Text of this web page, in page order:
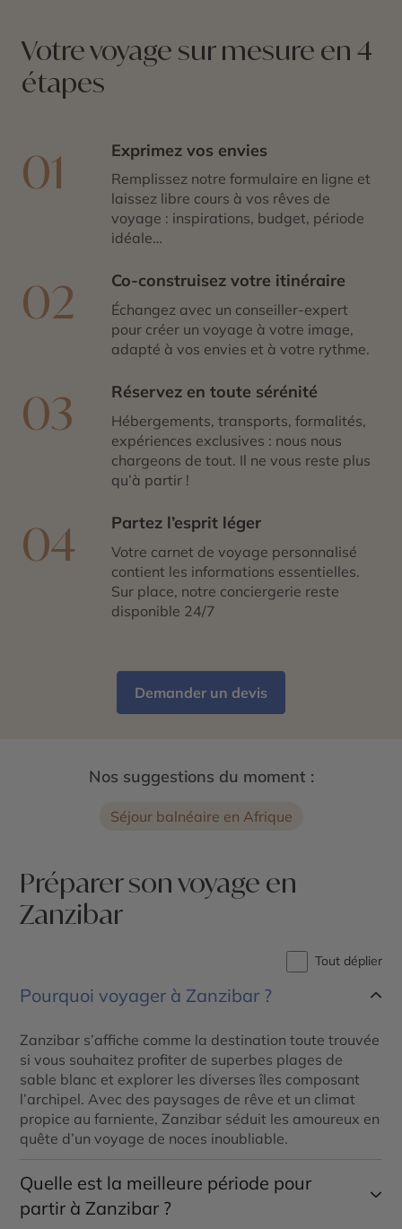
Votre voyage sur mesure en 4
étapes
01 Exprimez vos envies
Remplissez notre formulaire en ligne et
laissez libre cours à vos rêves de
voyage : inspirations, budget, période
idéale…
02 Co-construisez votre itinéraire
Échangez avec un conseiller-expert
pour créer un voyage à votre image,
adapté à vos envies et à votre rythme.
03 Réservez en toute sérénité
Hébergements, transports, formalités,
expériences exclusives : nous nous
chargeons de tout. Il ne vous reste plus
qu’à partir !
04 Partez l’esprit léger
Votre carnet de voyage personnalisé
contient les informations essentielles.
Sur place, notre conciergerie reste
disponible 24/7
Demander un devis
Nos suggestions du moment :
Séjour balnéaire en Afrique
Préparer son voyage en
Zanzibar
Tout déplier
Pourquoi voyager à Zanzibar ?
Zanzibar s’affiche comme la destination toute trouvée
si vous souhaitez profiter de superbes plages de
sable blanc et explorer les diverses îles composant
l’archipel. Avec des paysages de rêve et un climat
propice au farniente, Zanzibar séduit les amoureux en
quête d’un voyage de noces inoubliable.
Quelle est la meilleure période pour
partir à Zanzibar ?